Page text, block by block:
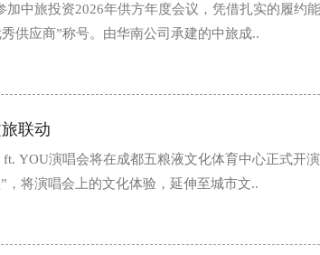
中旅投资2026年供方年度会议，凭借扎实的履约
供应商”称号。由华南公司承建的中旅成..
联动
YOU演唱会将在成都五粮液文化体育中心正式开
，将演唱会上的文化体验，延伸至城市文..